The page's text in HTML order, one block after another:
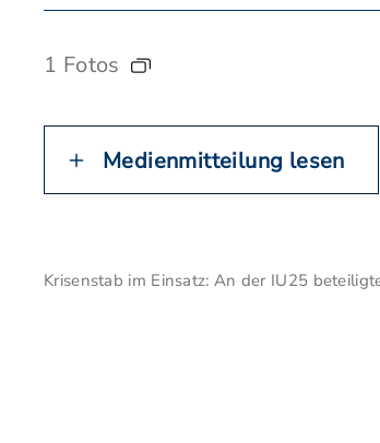
1 Fotos
Medienmitteilung lesen
Krisenstab im Einsatz: An der IU25